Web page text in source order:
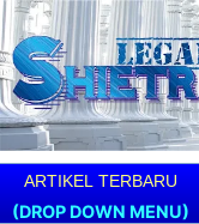
(DROP DOWN MENU)